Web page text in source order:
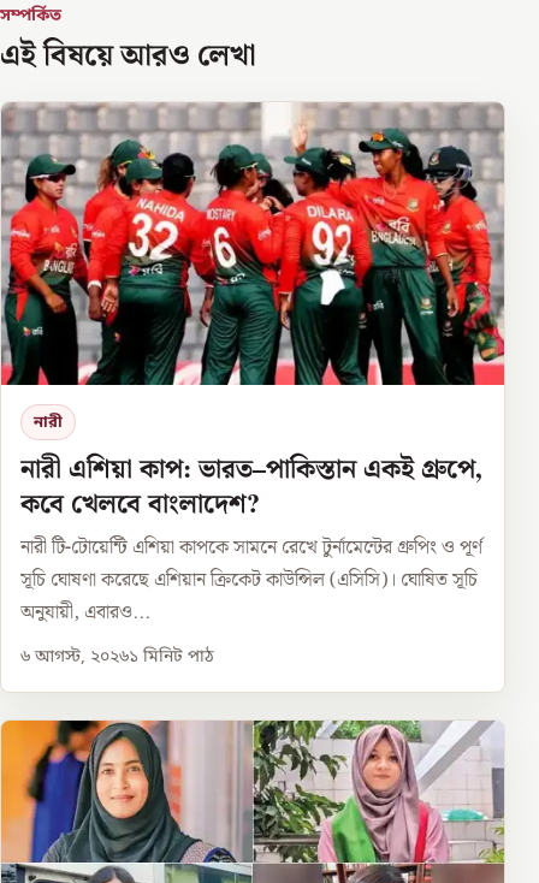
সম্পর্কিত
এই বিষয়ে আরও লেখা
নারী
নারী এশিয়া কাপ: ভারত–পাকিস্তান একই গ্রুপে,
কবে খেলবে বাংলাদেশ?
নারী টি-টোয়েন্টি এশিয়া কাপকে সামনে রেখে টুর্নামেন্টের গ্রুপিং ও পূর্ণ
সূচি ঘোষণা করেছে এশিয়ান ক্রিকেট কাউন্সিল (এসিসি)। ঘোষিত সূচি
অনুযায়ী, এবারও...
৬ আগস্ট, ২০২৬১ মিনিট পাঠ